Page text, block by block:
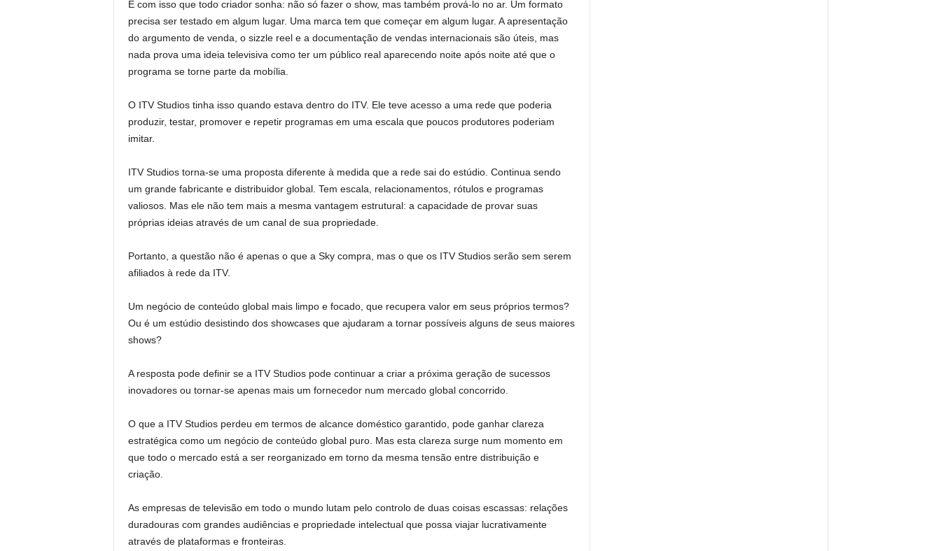
É com isso que todo criador sonha: não só fazer o show, mas também prová-lo no ar. Um formato
precisa ser testado em algum lugar. Uma marca tem que começar em algum lugar. A apresentação
do argumento de venda, o sizzle reel e a documentação de vendas internacionais são úteis, mas
nada prova uma ideia televisiva como ter um público real aparecendo noite após noite até que o
programa se torne parte da mobília.
O ITV Studios tinha isso quando estava dentro do ITV. Ele teve acesso a uma rede que poderia
produzir, testar, promover e repetir programas em uma escala que poucos produtores poderiam
imitar.
ITV Studios torna-se uma proposta diferente à medida que a rede sai do estúdio. Continua sendo
um grande fabricante e distribuidor global. Tem escala, relacionamentos, rótulos e programas
valiosos. Mas ele não tem mais a mesma vantagem estrutural: a capacidade de provar suas
próprias ideias através de um canal de sua propriedade.
Portanto, a questão não é apenas o que a Sky compra, mas o que os ITV Studios serão sem serem
afiliados à rede da ITV.
Um negócio de conteúdo global mais limpo e focado, que recupera valor em seus próprios termos?
Ou é um estúdio desistindo dos showcases que ajudaram a tornar possíveis alguns de seus maiores
shows?
A resposta pode definir se a ITV Studios pode continuar a criar a próxima geração de sucessos
inovadores ou tornar-se apenas mais um fornecedor num mercado global concorrido.
O que a ITV Studios perdeu em termos de alcance doméstico garantido, pode ganhar clareza
estratégica como um negócio de conteúdo global puro. Mas esta clareza surge num momento em
que todo o mercado está a ser reorganizado em torno da mesma tensão entre distribuição e
criação.
As empresas de televisão em todo o mundo lutam pelo controlo de duas coisas escassas: relações
duradouras com grandes audiências e propriedade intelectual que possa viajar lucrativamente
através de plataformas e fronteiras.